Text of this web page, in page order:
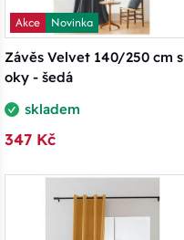
Akce
Novinka
Závěs Velvet 140/250 cm s
oky - šedá
skladem
347 Kč